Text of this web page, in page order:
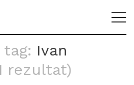
Ivan
rezultat)